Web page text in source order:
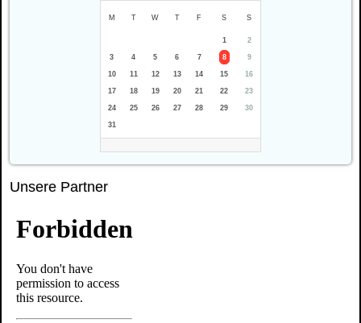
M T W T F S S
1 2
3 4 5 6 7 8 9
10 11 12 13 14 15 16
17 18 19 20 21 22 23
24 25 26 27 28 29 30
31
Unsere Partner